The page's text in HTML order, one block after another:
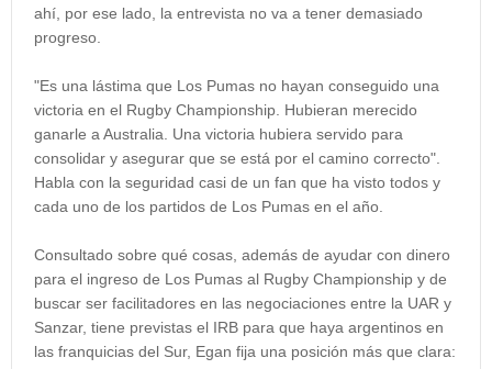
ahí, por ese lado, la entrevista no va a tener demasiado
progreso.
"Es una lástima que Los Pumas no hayan conseguido una
victoria en el Rugby Championship. Hubieran merecido
ganarle a Australia. Una victoria hubiera servido para
consolidar y asegurar que se está por el camino correcto".
Habla con la seguridad casi de un fan que ha visto todos y
cada uno de los partidos de Los Pumas en el año.
Consultado sobre qué cosas, además de ayudar con dinero
para el ingreso de Los Pumas al Rugby Championship y de
buscar ser facilitadores en las negociaciones entre la UAR y
Sanzar, tiene previstas el IRB para que haya argentinos en
las franquicias del Sur, Egan fija una posición más que clara: